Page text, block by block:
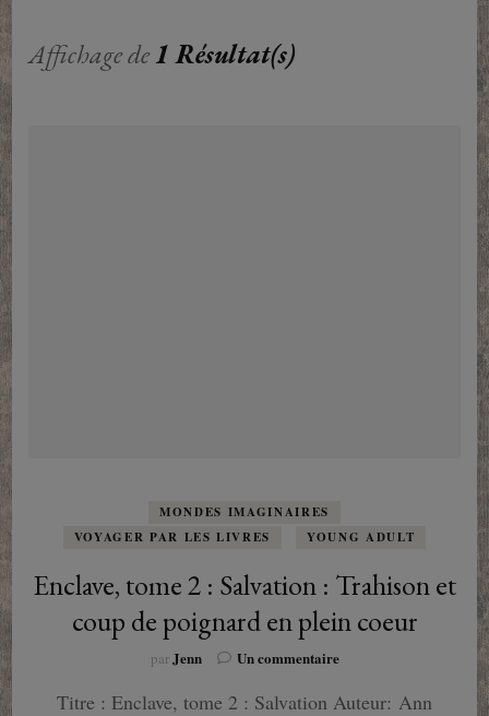
Affichage de1 Résultat(s)
MONDES IMAGINAIRES
VOYAGER PAR LES LIVRES
YOUNG ADULT
Enclave, tome 2 : Salvation : Trahison et
coup de poignard en plein coeur
par Jenn Un commentairesur
tome
Titre : Enclave, tome 2 : Salvation Auteur: Ann